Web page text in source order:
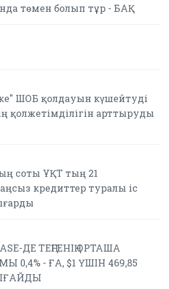
төмен болып тұр - БАҚ
ШОБ қолдауын күшейтуді
қолжетімділігін арттыруды
соты ҰҚТ тың 21
кредиттер туралы іс
ДЕ ТЕҢГЕНІҢ ОРТАША
0,4% - ҒА, $1 ҮШІН 469,85